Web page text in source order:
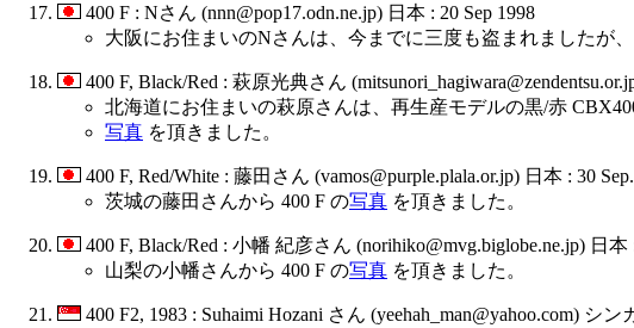
400 F : Nさん (nnn@pop17.odn.ne.jp) 日本 : 20 Sep 1998
大阪にお住まいのNさんは、今までに三度も盗まれましたが
400 F, Black/Red : 萩原光典さん
北海道にお住まいの萩原さんは、再生産モデルの黒/赤
写真 を頂きました。
400 F, Red/White : 藤田さん (vamos@purple.plala.or.jp) 日本 : 30
茨城の藤田さんから 400 F の写真 を頂きました。
400 F, Black/Red : 小幡 紀彦さん (norihiko@mvg.biglobe.ne.jp) 日本
山梨の小幡さんから 400 F の写真 を頂きました。
400 F2, 1983 : Suhaimi Hozani さん (yeehah_man@yahoo.com) シ